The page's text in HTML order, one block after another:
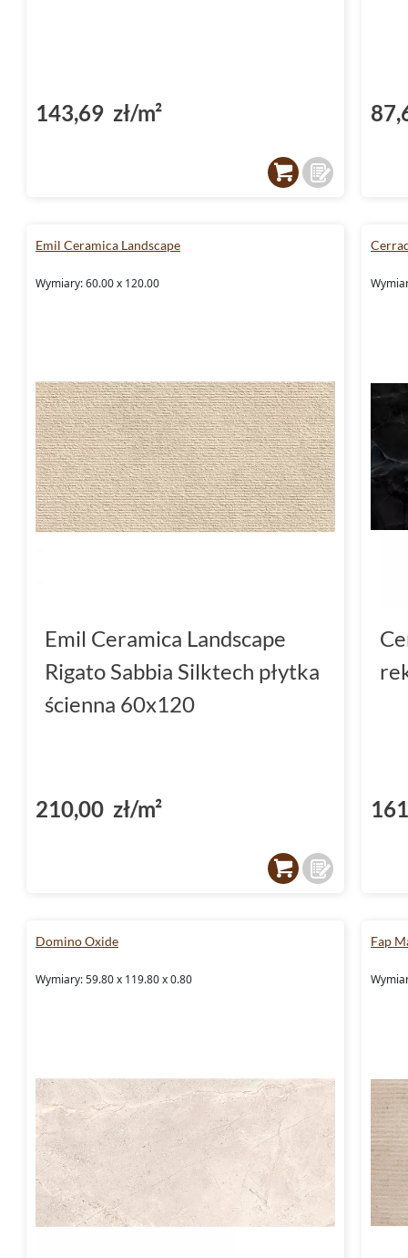
143,69 zł/m²
Emil Ceramica Landscape
Wymiary: 60.00 x 120.00
Emil Ceramica Landscape
Rigato Sabbia Silktech płytka
ścienna 60x120
210,00 zł/m²
Domino Oxide
Wymiary: 59.80 x 119.80 x 0.80
Fap